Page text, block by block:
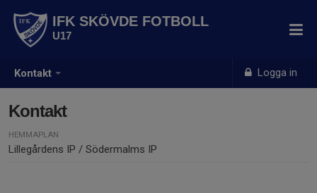
Kontakt Logga in
IFK SKÖVDE FOTBOLL
U17
Kontakt
HEMMAPLAN
Lillegårdens IP / Södermalms IP